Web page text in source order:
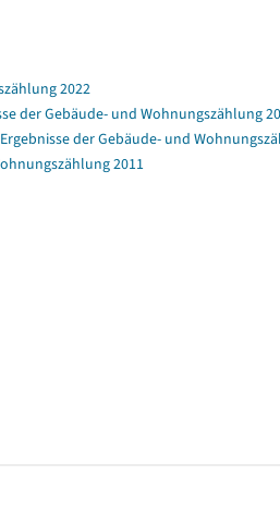
2022
der Gebäude- und Wohnungszählung
der Gebäude- und
2011